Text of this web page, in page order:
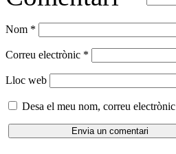
Nom *
Correu electrònic *
Lloc web
Desa el meu nom, correu